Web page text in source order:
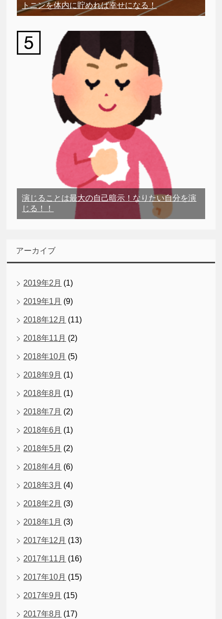
トニンを体内に貯めれば幸せになる！
演じることは最大の自己暗示！なりたい自分を演
じる！！
アーカイブ
2019年2月 (1)
2019年1月 (9)
2018年12月 (11)
2018年11月 (2)
2018年10月 (5)
2018年9月 (1)
2018年8月 (1)
2018年7月 (2)
2018年6月 (1)
2018年5月 (2)
2018年4月 (6)
2018年3月 (4)
2018年2月 (3)
2018年1月 (3)
2017年12月 (13)
2017年11月 (16)
2017年10月 (15)
2017年9月 (15)
2017年8月 (17)